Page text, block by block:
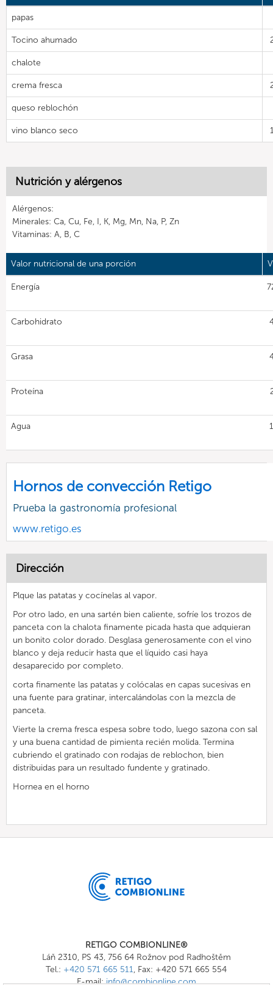
papas
Tocino ahumado
chalote
crema fresca
queso reblochón
vino blanco seco
Nutrición y alérgenos
Alérgenos:
Minerales: Ca, Cu, Fe, I, K, Mg, Mn, Na, P, Zn
Vitaminas: A, B, C
Valor nutricional de una porción
Energía
Carbohidrato
Grasa
Proteína
Agua
Hornos de convección Retigo
Prueba la gastronomía profesional
www.retigo.es
Dirección
Plque las patatas y cocínelas al vapor.
Por otro lado, en una sartén bien caliente, sofríe los trozos de
panceta con la chalota finamente picada hasta que adquieran
un bonito color dorado. Desglasa generosamente con el vino
blanco y deja reducir hasta que el líquido casi haya
desaparecido por completo.
corta finamente las patatas y colócalas en capas sucesivas en
una fuente para gratinar, intercalándolas con la mezcla de
panceta.
Vierte la crema fresca espesa sobre todo, luego sazona con sal
y una buena cantidad de pimienta recién molida. Termina
cubriendo el gratinado con rodajas de reblochon, bien
distribuidas para un resultado fundente y gratinado.
Hornea en el horno
RETIGO COMBIONLINE®
Láň 2310, PS 43, 756 64 Rožnov pod Radhoštěm
Tel.: +420 571 665 511, Fax: +420 571 665 554
E-mail:info@combionline.com